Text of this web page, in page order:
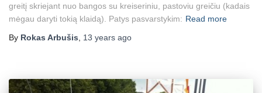
greitį skriejant nuo bangos su kreiseriniu, pastoviu greičiu (kadais
mėgau daryti tokią klaidą). Patys pasvarstykim: Read more
By Rokas Arbušis 13 years ago